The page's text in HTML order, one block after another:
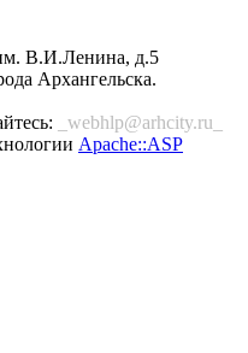
В.И.Ленина, д.5
Архангельска.
_webhlp@arhcity.ru_
Apache::ASP